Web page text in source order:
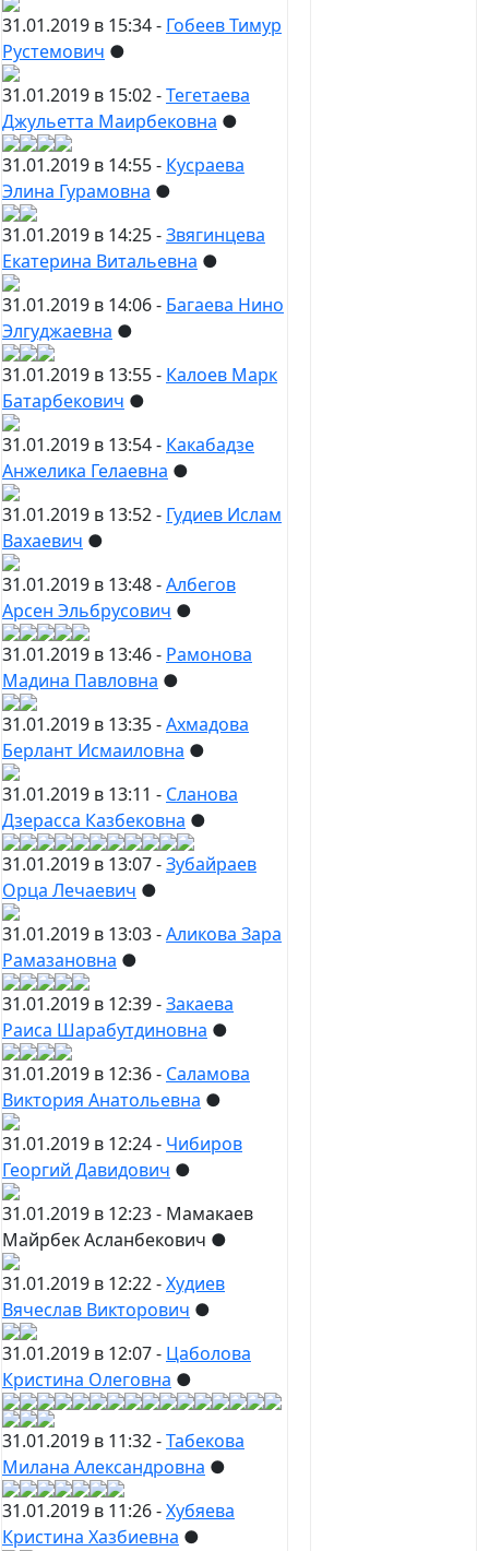
31.01.2019 в 15:34 - Гобеев Тимур
Рустемович ●
31.01.2019 в 15:02 -Тегетаева
Джульетта Маирбековна ●
31.01.2019 в 14:55 - Кусраева
Элина Гурамовна ●
31.01.2019 в 14:25 -Звягинцева
Екатерина Витальевна ●
31.01.2019 в 14:06 - Багаева Нино
Элгуджаевна ●
31.01.2019 в 13:55 - Калоев Марк
Батарбекович ●
31.01.2019 в 13:54 - Какабадзе
Анжелика Гелаевна ●
31.01.2019 в 13:52 - Гудиев Ислам
Вахаевич ●
31.01.2019 в 13:48 -Албегов
Арсен Эльбрусович ●
31.01.2019 в 13:46 - Рамонова
Мадина Павловна ●
31.01.2019 в 13:35 -Ахмадова
Берлант Исмаиловна ●
31.01.2019 в 13:11 - Сланова
Дзерасса Казбековна ●
31.01.2019 в 13:07 -Зубайраев
Орца Лечаевич ●
31.01.2019 в 13:03 -Аликова Зара
Рамазановна ●
31.01.2019 в 12:39 -Закаева
Раиса Шарабутдиновна ●
31.01.2019 в 12:36 - Саламова
Виктория Анатольевна ●
31.01.2019 в 12:24 - Чибиров
Георгий Давидович ●
31.01.2019 в 12:23 - Мамакаев
Майрбек Асланбекович ●
31.01.2019 в 12:22 -Худиев
Вячеслав Викторович ●
31.01.2019 в 12:07 - Цаболова
Кристина Олеговна ●
31.01.2019 в 11:32 -Табекова
Милана Александровна ●
31.01.2019 в 11:26 -Хубяева
Кристина Хазбиевна ●